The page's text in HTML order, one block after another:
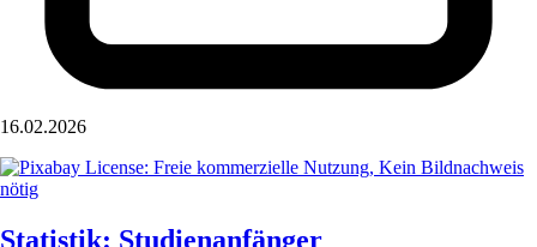
16.02.2026
Statistik: Studienanfänger